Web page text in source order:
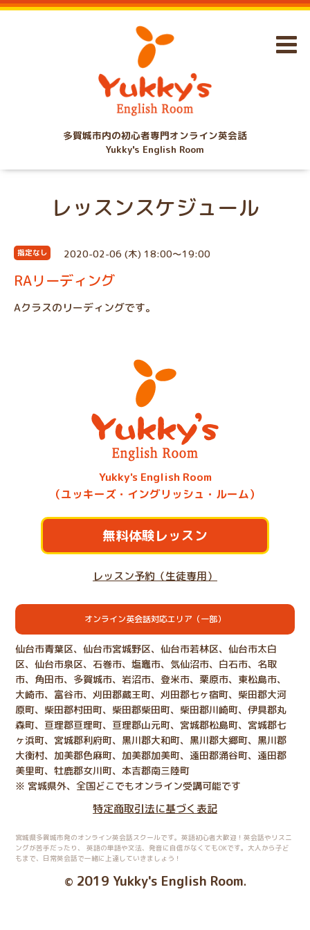
多賀城市内の初心者専門オンライン英会話
Yukky's English Room
レッスンスケジュール
指定なし 2020-02-06 (木) 18:00～19:00
RAリーディング
Aクラスのリーディングです。
Yukky's English Room
（ユッキーズ・イングリッシュ・ルーム）
無料体験レッスン
レッスン予約（生徒専用）
オンライン英会話対応エリア（一部）
仙台市青葉区、仙台市宮城野区、仙台市若林区、仙台市太白
区、仙台市泉区、石巻市、塩竈市、気仙沼市、白石市、名取
市、角田市、多賀城市、岩沼市、登米市、栗原市、東松島市、
大崎市、富谷市、刈田郡蔵王町、刈田郡七ヶ宿町、柴田郡大河
原町、柴田郡村田町、柴田郡柴田町、柴田郡川崎町、伊具郡丸
森町、亘理郡亘理町、亘理郡山元町、宮城郡松島町、宮城郡七
ヶ浜町、宮城郡利府町、黒川郡大和町、黒川郡大郷町、黒川郡
大衡村、加美郡色麻町、加美郡加美町、遠田郡涌谷町、遠田郡
美里町、牡鹿郡女川町、本吉郡南三陸町
※ 宮城県外、全国どこでもオンライン受講可能です
特定商取引法に基づく表記
宮城県多賀城市発のオンライン英会話スクールです。英語初心者大歓迎！英会話やリスニ
ングが苦手だったり、
英語の単語や文法、発音に自信がなくてもOKです。大人から子ど
もまで、日常英会話で一緒に上達していきましょう！
© 2019 Yukky's English Room.